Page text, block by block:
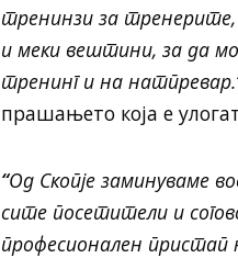
тренинзи за
и меки вештини, за да
тренинг и на натпревар.
прашањето која е
“Од Скопје заминуваме
сите посетители и
професионален пристап